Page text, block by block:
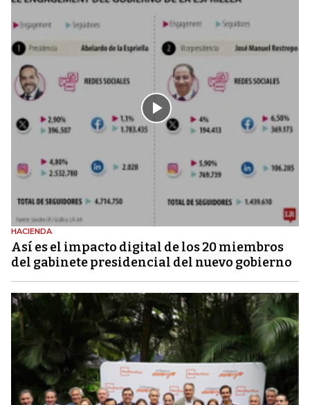
HACIENDA
Así es el impacto digital de los 20 miembros
del gabinete presidencial del nuevo gobierno